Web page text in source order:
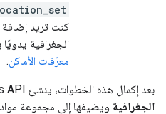
كنت تريد إضافة
الجغرافية
معرّفات الأماكن.
بعد إكمال هذه الخطوات، ينشئ Google Ads API
الجغرافية ويضيفها إلى مجموعة